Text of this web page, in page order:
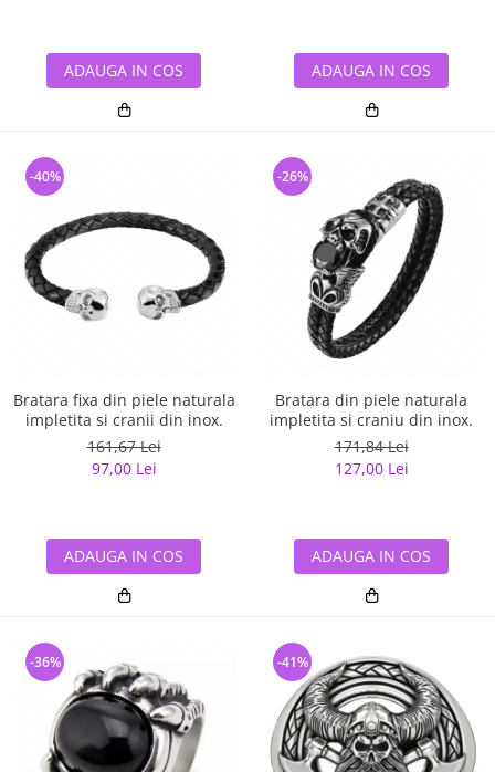
ADAUGA IN COS ADAUGA IN COS
Bratara fixa din piele naturala
impletita si cranii din inox.
161,67 Lei
97,00 Lei
-40%
ADAUGA IN COS
Bratara din piele naturala
impletita si craniu din inox.
171,84 Lei
127,00 Lei
-26%
ADAUGA IN COS
-36% -41%